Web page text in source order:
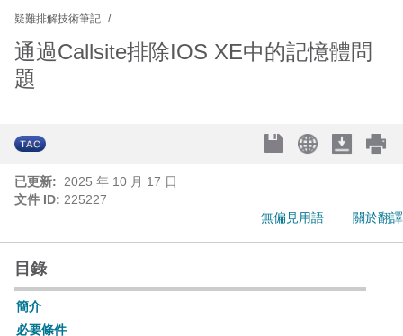
疑難排解技術筆記
通過Callsite排除IOS XE中的記憶體問
題
已更新:
2025 年 10 月 17 日
文件 ID: 225227
無偏見用語
關於翻譯
目錄
簡介
必要條件